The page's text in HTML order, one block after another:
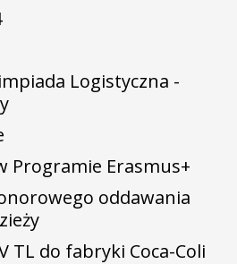
Logistyczna -
Programie Erasmus+
oddawania
TL do fabryki Coca-Coli